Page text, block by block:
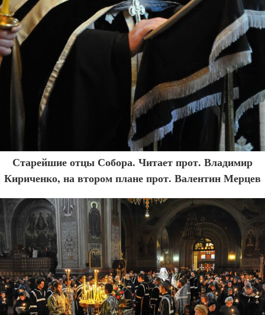
Старейшие отцы Собора. Читает прот. Владимир
Кириченко, на втором плане прот. Валентин Мерцев